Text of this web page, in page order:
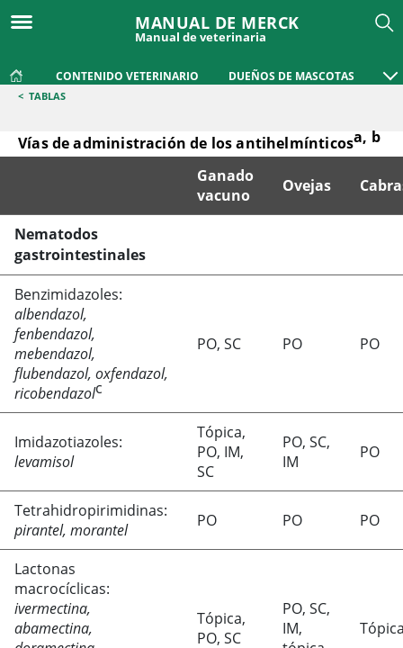
MANUAL DE MERCK
Manual de veterinaria
CONTENIDO VETERINARIO DUEÑOS DE MASCOTAS
< TABLAS
Vías de administración de los antihelmínticosa, b
Vías de administración de los antihelmínticosa, b
Ganado
vacuno
Ovejas
Nematodos
gastrointestinales
Benzimidazoles:
albendazol,
fenbendazol,
mebendazol,
flubendazol, oxfendazol,
ricobendazolc
PO, SC PO PO
Imidazotiazoles:
levamisol
Tópica,
PO, IM,
SC
PO, SC,
IM
PO
Tetrahidropirimidinas:
pirantel, morantel
PO PO PO
Lactonas
macrocíclicas:
ivermectina,
abamectina,
Tópica,
PO, SC
PO, SC,
IM,